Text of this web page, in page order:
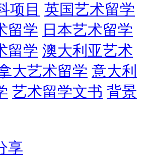
项目 英国艺术留学
留学 日本艺术留学
留学 澳大利亚艺术
大艺术留学 意大利
艺术留学文书 背景
享